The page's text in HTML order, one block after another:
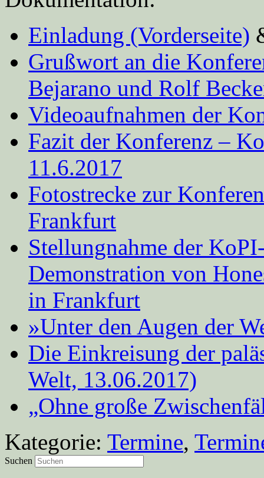
Einladung (Vorderseite)
Grußwort an die
Bejarano und Rolf
Videoaufnahmen der
Fazit der Konferenz –
11.6.2017
Fotostrecke zur
Frankfurt
Stellungnahme der
Demonstration von
in Frankfurt
»Unter den Augen der
Die Einkreisung der
Welt, 13.06.2017)
„Ohne große
Kategorie: Termine,
Suchen